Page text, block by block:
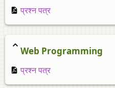
प्रश्न पत्र
Web Programming
प्रश्न पत्र